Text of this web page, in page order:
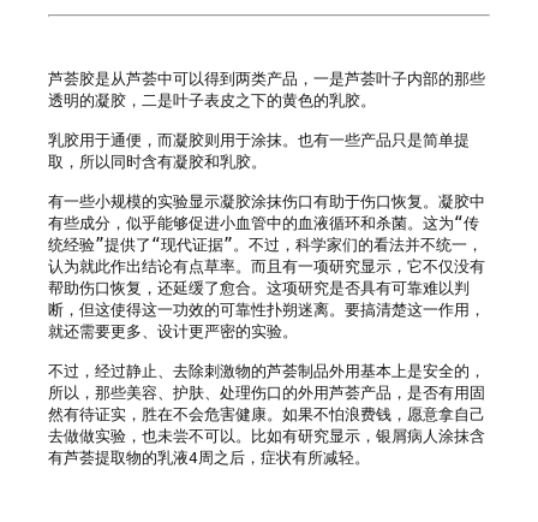
芦荟胶是从芦荟中可以得到两类产品，一是芦荟叶子内部的那些
透明的凝胶，二是叶子表皮之下的黄色的乳胶。
乳胶用于通便，而凝胶则用于涂抹。也有一些产品只是简单提
取，所以同时含有凝胶和乳胶。
有一些小规模的实验显示凝胶涂抹伤口有助于伤口恢复。凝胶中
有些成分，似乎能够促进小血管中的血液循环和杀菌。这为“传
统经验”提供了“现代证据”。不过，科学家们的看法并不统一，
认为就此作出结论有点草率。而且有一项研究显示，它不仅没有
帮助伤口恢复，还延缓了愈合。这项研究是否具有可靠难以判
断，但这使得这一功效的可靠性扑朔迷离。要搞清楚这一作用，
就还需要更多、设计更严密的实验。
不过，经过静止、去除刺激物的芦荟制品外用基本上是安全的，
所以，那些美容、护肤、处理伤口的外用芦荟产品，是否有用固
然有待证实，胜在不会危害健康。如果不怕浪费钱，愿意拿自己
去做做实验，也未尝不可以。比如有研究显示，银屑病人涂抹含
有芦荟提取物的乳液4周之后，症状有所减轻。